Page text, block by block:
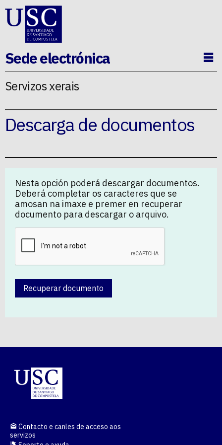
Ir ao contido da p�xina
Sede electrónica
Servizos xerais
Descarga de documentos
Nesta opción poderá descargar documentos.
Deberá completar os caracteres que se
amosan na imaxe e premer en recuperar
documento para descargar o arquivo.
Recuperar documento
Contacto e canles de acceso aos
servizos